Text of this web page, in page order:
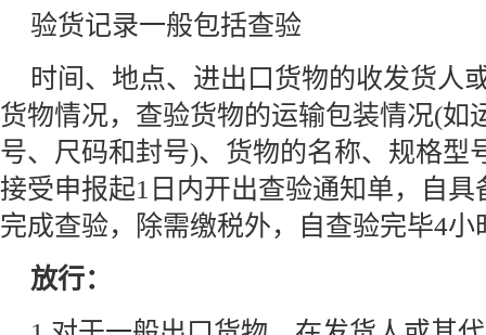
验货记录一般包括查验
时间、地点、进出口货物的收发货人
货物情况，查验货物的运输包装情况(如
号、尺码和封号)、货物的名称、规格型
接受申报起1日内开出查验通知单，自
完成查验，除需缴税外，自查验完毕4
放行：